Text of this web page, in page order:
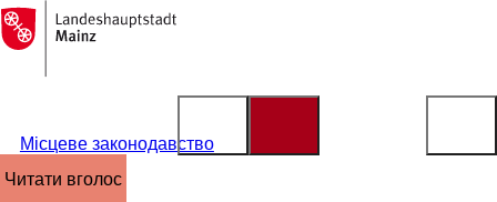
Перейти до змісту
На
головну
сторінку
Місцеве законодавство
читати вголос